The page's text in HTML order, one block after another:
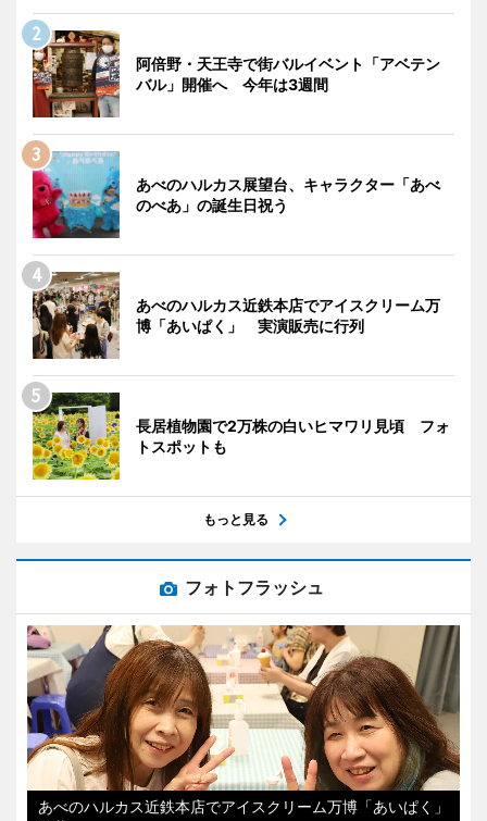
阿倍野・天王寺で街バルイベント「アベテン
バル」開催へ 今年は3週間
あべのハルカス展望台、キャラクター「あべ
のべあ」の誕生日祝う
あべのハルカス近鉄本店でアイスクリーム万
博「あいぱく」 実演販売に行列
長居植物園で2万株の白いヒマワリ見頃 フォ
トスポットも
もっと見る
フォトフラッシュ
あべのハルカス近鉄本店でアイスクリーム万博「あいぱく」